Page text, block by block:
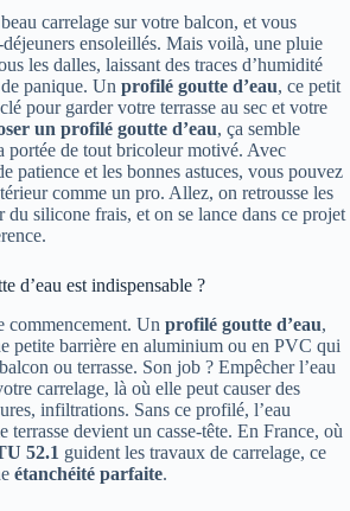
carrelage sur votre balcon, et vous
déjeuners ensoleillés. Mais voilà, une pluie
les dalles, laissant des traces d’humidité
panique. Un profilé goutte d’eau, ce petit
pour garder votre terrasse au sec et votre
un profilé goutte d’eau, ça semble
portée de tout bricoleur motivé. Avec
patience et les bonnes astuces, vous pouvez
comme un pro. Allez, on retrousse les
du silicone frais, et on se lance dans ce projet
d’eau est indispensable ?
commencement. Un profilé goutte d’eau,
petite barrière en aluminium ou en PVC qui
ou terrasse. Son job ? Empêcher l’eau
carrelage, là où elle peut causer des
infiltrations. Sans ce profilé, l’eau
terrasse devient un casse-tête. En France, où
52.1 guident les travaux de carrelage, ce
étanchéité parfaite.